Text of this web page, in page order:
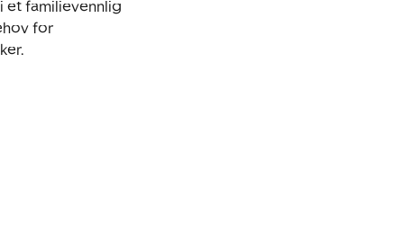
et familievennlig
for